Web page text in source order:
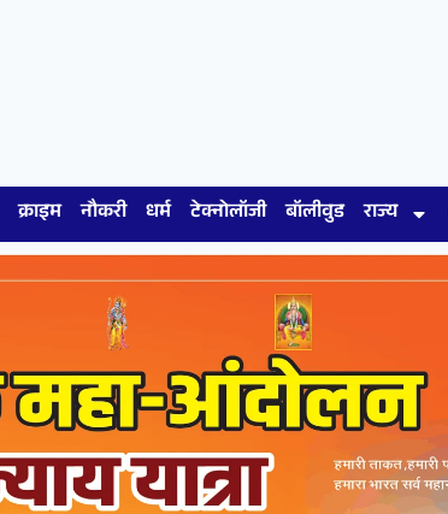
क्राइम नौकरी धर्म टेक्नोलॉजी बॉलीवुड राज्य